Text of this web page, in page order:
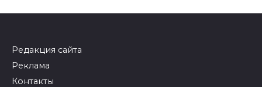
Редакция сайта
Реклама
Контакты